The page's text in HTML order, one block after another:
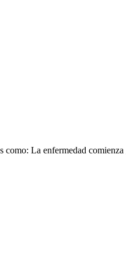
La enfermedad